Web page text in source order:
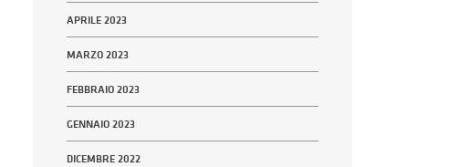
APRILE 2023
MARZO 2023
FEBBRAIO 2023
GENNAIO 2023
DICEMBRE 2022